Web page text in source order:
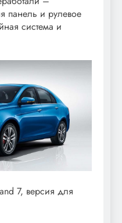
панель и рулевое
система и
7, версия для